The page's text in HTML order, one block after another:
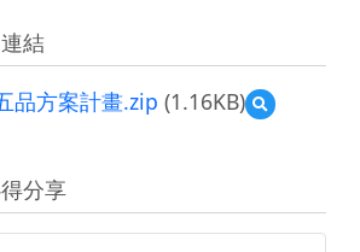
結
品方案計畫.zip (1.16KB)
預
覽
_
復
分享